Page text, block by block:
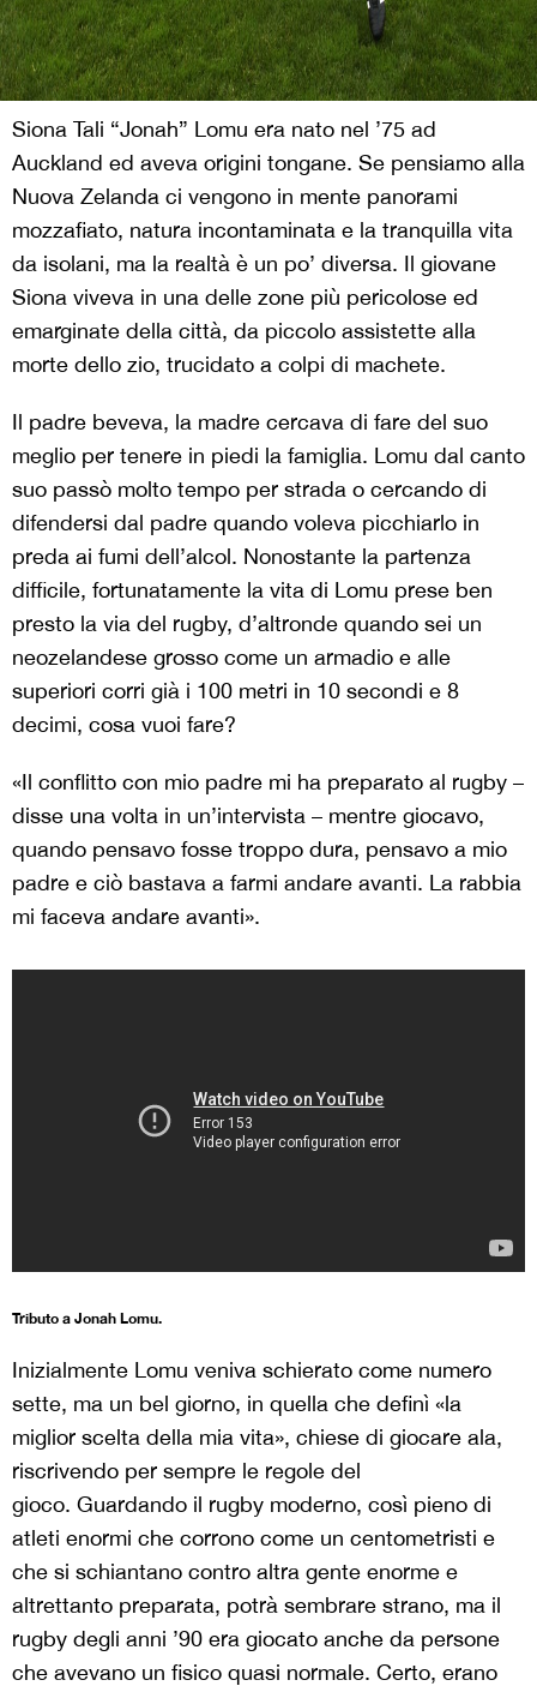
Siona Tali “Jonah” Lomu era nato nel ’75 ad
Auckland ed aveva origini tongane. Se pensiamo alla
Nuova Zelanda ci vengono in mente panorami
mozzafiato, natura incontaminata e la tranquilla vita
da isolani, ma la realtà è un po’ diversa. Il giovane
Siona viveva in una delle zone più pericolose ed
emarginate della città, da piccolo assistette alla
morte dello zio, trucidato a colpi di machete.
Il padre beveva, la madre cercava di fare del suo
meglio per tenere in piedi la famiglia. Lomu dal canto
suo passò molto tempo per strada o cercando di
difendersi dal padre quando voleva picchiarlo in
preda ai fumi dell’alcol. Nonostante la partenza
difficile, fortunatamente la vita di Lomu prese ben
presto la via del rugby, d’altronde quando sei un
neozelandese grosso come un armadio e alle
superiori corri già i 100 metri in 10 secondi e 8
decimi, cosa vuoi fare?
«Il conflitto con mio padre mi ha preparato al rugby –
disse una volta in un’intervista – mentre giocavo,
quando pensavo fosse troppo dura, pensavo a mio
padre e ciò bastava a farmi andare avanti. La rabbia
mi faceva andare avanti».
Tributo a Jonah Lomu.
Inizialmente Lomu veniva schierato come numero
sette, ma un bel giorno, in quella che definì «la
miglior scelta della mia vita», chiese di giocare ala,
riscrivendo per sempre le regole del
gioco. Guardando il rugby moderno, così pieno di
atleti enormi che corrono come un centometristi e
che si schiantano contro altra gente enorme e
altrettanto preparata, potrà sembrare strano, ma il
rugby degli anni ’90 era giocato anche da persone
che avevano un fisico quasi normale. Certo, erano